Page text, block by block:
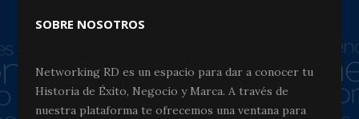
SOBRE NOSOTROS
Networking RD es un espacio para dar a conocer tu
Historia de Éxito, Negocio y Marca. A través de
nuestra plataforma te ofrecemos una ventana para